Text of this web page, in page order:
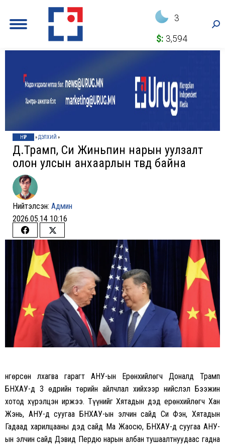
3
$: 3,594
НҮҮР »ДЭЛХИЙ »
Д.Трамп, Си Жиньпин нарын уулзалт
олон улсын анхаарлын төвд байна
Нийтэлсэн: Админ
2026.05.14 10:16
Share
on
Facebook
Share
Twitter
Өнгөрсөн лхагва гарагт АНУ-ын Ерөнхийлөгч Доналд Трамп
БНХАУ-д 3 өдрийн төрийн айлчлал хийхээр нийслэл Бээжин
хотод хүрэлцэн иржээ. Түүнийг Хятадын дэд ерөнхийлөгч Хан
Жэнь, АНУ-д суугаа БНХАУ-ын элчин сайд Си Фэн, Хятадын
Гадаад харилцааны дэд сайд Ма Жаосю, БНХАУ-д суугаа АНУ-
ын элчин сайд Дэвид Пердю нарын албан тушаалтнуудаас гадна